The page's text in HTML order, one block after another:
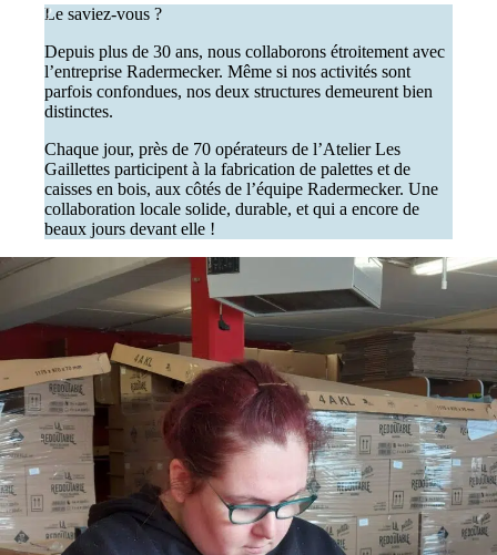
Le saviez-vous ?
Depuis plus de 30 ans, nous collaborons étroitement avec
l’entreprise Radermecker. Même si nos activités sont
parfois confondues, nos deux structures demeurent bien
distinctes.
Chaque jour, près de 70 opérateurs de l’Atelier Les
Gaillettes participent à la fabrication de palettes et de
caisses en bois, aux côtés de l’équipe Radermecker. Une
collaboration locale solide, durable, et qui a encore de
beaux jours devant elle !